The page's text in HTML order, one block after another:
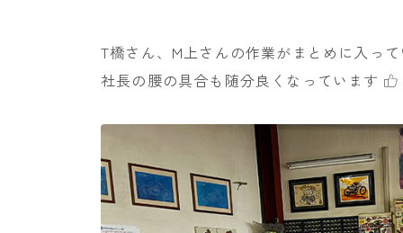
T橋さん、M上さんの作業がまとめに入っ
社長の腰の具合も随分良くなっています